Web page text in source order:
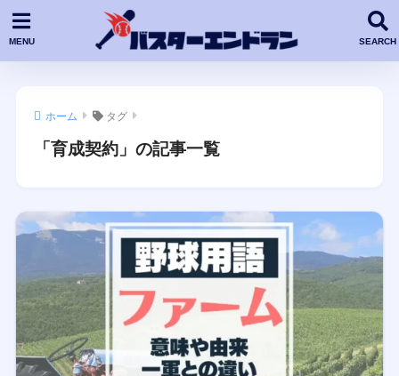
ホーム タグ
「育成契約」の記事一覧